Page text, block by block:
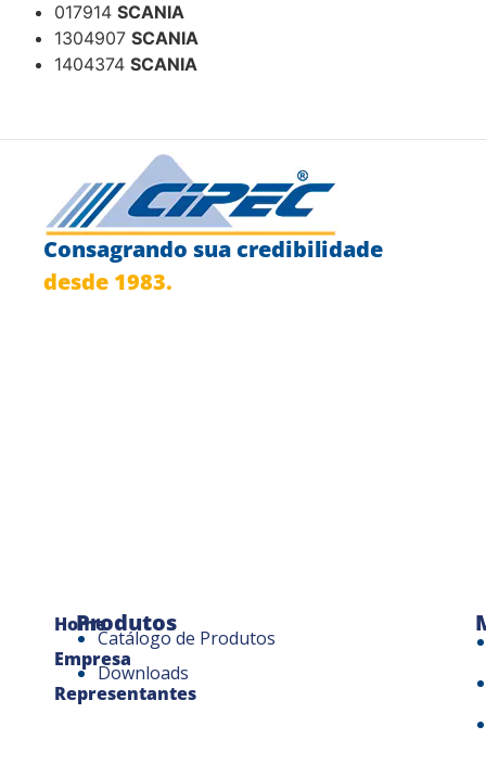
017914 SCANIA
1304907 SCANIA
1404374 SCANIA
Consagrando sua credibilidade
desde 1983.
Home
Empresa
Representantes
Produtos
Catálogo de Produtos
Downloads